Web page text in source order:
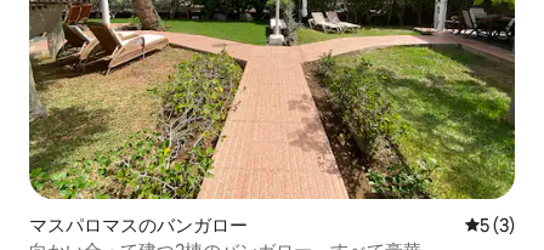
マスパロマスのバンガロー レビュー
5 (3)